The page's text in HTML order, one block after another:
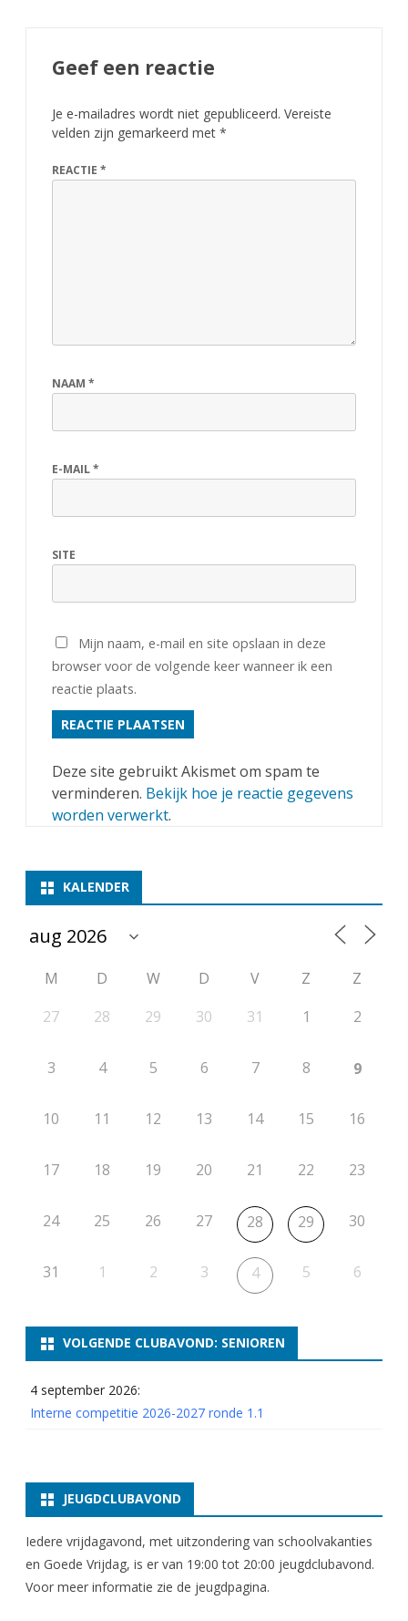
e
t
A
s
n
n
3
i
t
g
s
c
a
Geef een reactie
Je e-mailadres wordt niet gepubliceerd. Vereiste
velden zijn gemarkeerd met *
REACTIE *
NAAM *
E-MAIL*
SITE
Mijn naam, e-mail en site opslaan in deze
browser voor de volgende keer wanneer ik een
reactie plaats.
Deze site gebruikt Akismet om spam te
verminderen. Bekijk hoe je reactie gegevens
worden verwerkt.
KALENDER
M D W D V Z
Z
27
28 29 30 31 1 2
3 4 5 6 7 8 9
10 11 12 13 14 15 16
17 18 19 20 21 22 23
24 25 26 27 28 29 30
31 1 2 3 4 5 6
VOLGENDE CLUBAVOND: SENIOREN
4 september 2026:
Interne competitie 2026-2027 ronde 1.1
JEUGDCLUBAVOND
Iedere vrijdagavond, met uitzondering van schoolvakanties
en Goede Vrijdag, is er van 19:00 tot 20:00 jeugdclubavond.
Voor meer informatie zie de jeugdpagina.